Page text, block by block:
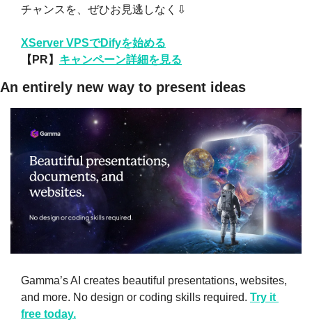
チャンスを、ぜひお見逃しなく⇩
XServer VPSでDifyを始める
【PR】 キャンペーン詳細を見る
An entirely new way to present ideas
Gamma’s AI creates beautiful presentations, websites,
and more. No design or coding skills required. Try it
free today.